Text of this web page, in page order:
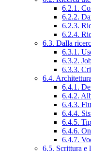
6.2.1.
6.2.2.
6.2.3.
6.2.4.
6.3. Dalla
6.3.1.
6.3.2.
6.3.3.
6.4.
6.4.1.
6.4.2.
6.4.3.
6.4.4.
6.4.5.
6.4.6.
6.4.7.
6.5. Scrittura e